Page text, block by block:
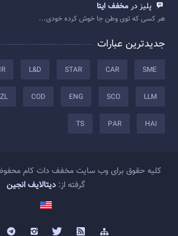
پلیز در مخفف ایتا
هر کسی که توی وطن جا خوش کرده خودی...
جدیدترین عبارات
SME
CAR
STAR
L&D
LLM
SCO
ENG
COD
HAI
PAR
TS
کلیه حقوق برای وب سایت مخفف دات کام
گرفته از: دیتالایف انجین